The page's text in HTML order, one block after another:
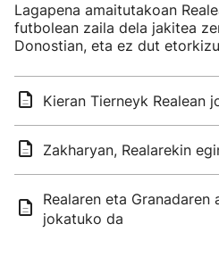
Lagapena amaitutakoan
futbolean zaila dela jakitea
Donostian, eta ez dut
Kieran Tierneyk Realean
Zakharyan, Realarekin
Realaren eta
jokatuko da